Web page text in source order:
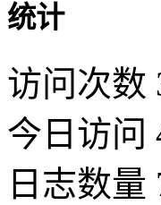
统计
访问次数
今日访问
日志数量